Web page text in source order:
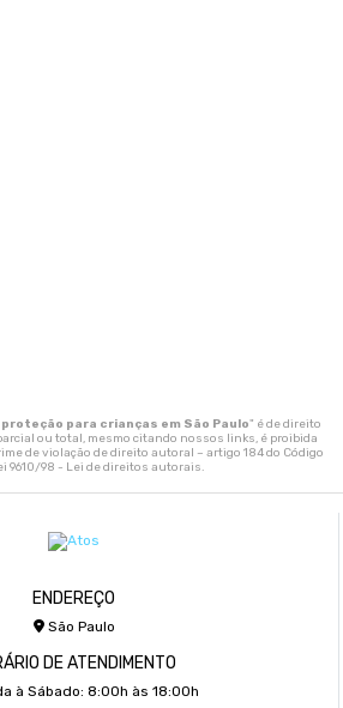
proteção para crianças em São Paulo" é de direito
ou total, mesmo citando nossos links, é proibida
de violação de direito autoral – artigo 184 do Código
9610/98 - Lei de direitos autorais.
ENDEREÇO
São Paulo
DE ATENDIMENTO
à Sábado: 8:00h às 18:00h